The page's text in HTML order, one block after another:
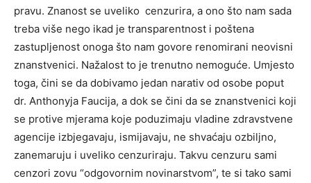
pravu. Znanost se uveliko cenzurira, a ono što nam sada
treba više nego ikad je transparentnost i poštena
zastupljenost onoga što nam govore renomirani neovisni
znanstvenici. Nažalost to je trenutno nemoguće. Umjesto
toga, čini se da dobivamo jedan narativ od osobe poput
dr. Anthonyja Faucija, a dok se čini da se znanstvenici koji
se protive mjerama koje poduzimaju vladine zdravstvene
agencije izbjegavaju, ismijavaju, ne shvaćaju ozbiljno,
zanemaruju i uveliko cenzuriraju. Takvu cenzuru sami
cenzori zovu “odgovornim novinarstvom”, te si tako sami